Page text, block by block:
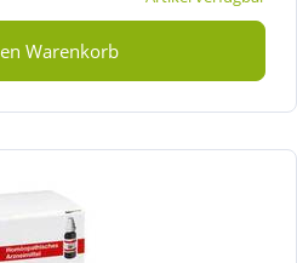
Warenkorb